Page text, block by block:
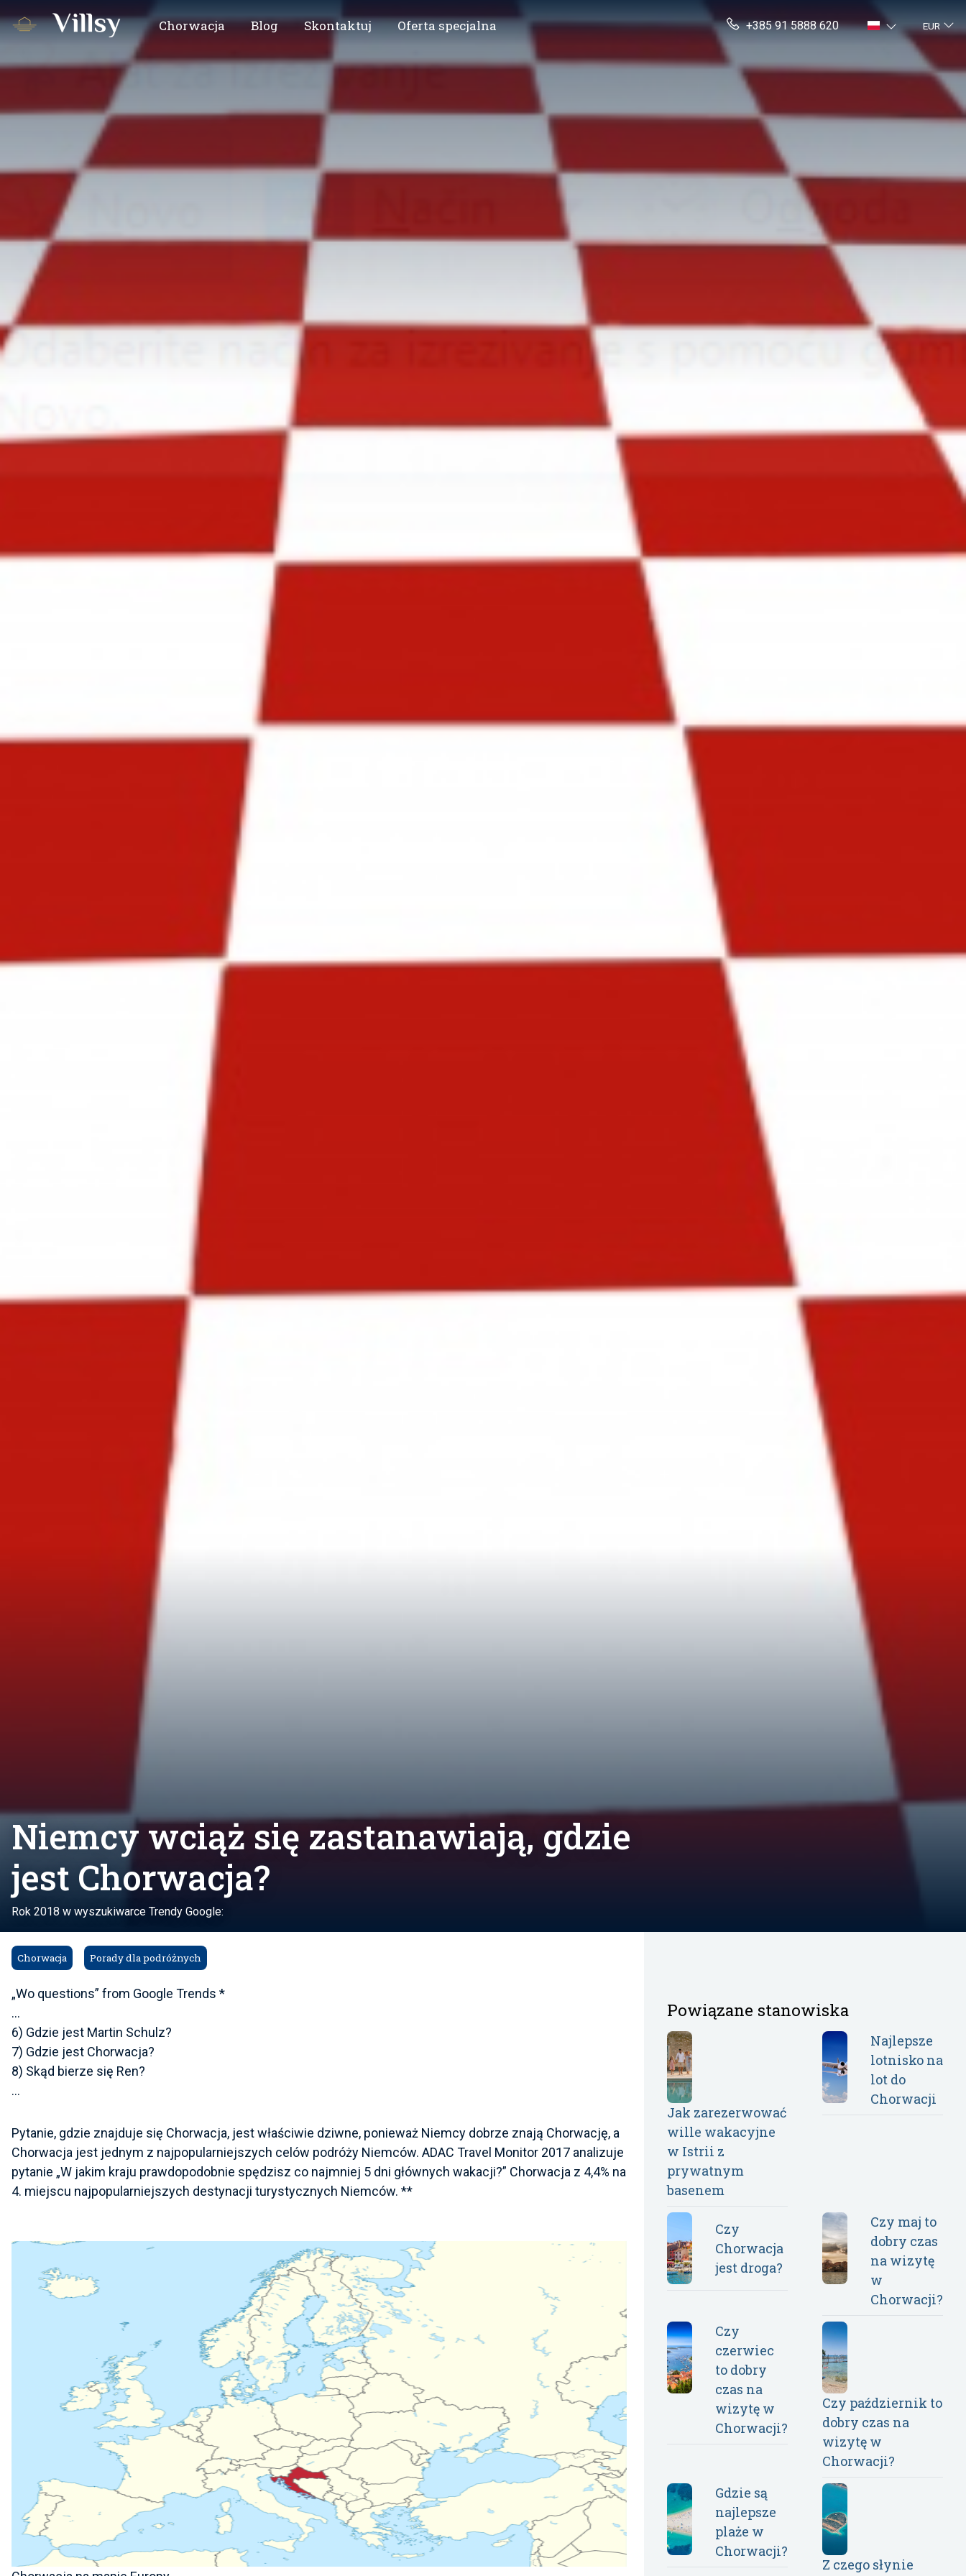
Chorwacja Blog Skontaktuj Oferta specjalna +385 91 5888 620 EUR
Niemcy wciąż się zastanawiają, gdzie
jest Chorwacja?
Rok 2018 w wyszukiwarce Trendy Google:
Chorwacja Porady dla podróżnych
„Wo questions” from Google Trends *
…
6) Gdzie jest Martin Schulz?
7) Gdzie jest Chorwacja?
8) Skąd bierze się Ren?
…
Pytanie, gdzie znajduje się Chorwacja, jest właściwie dziwne, ponieważ Niemcy dobrze znają Chorwację, a
Chorwacja jest jednym z najpopularniejszych celów podróży Niemców. ADAC Travel Monitor 2017 analizuje
pytanie „W jakim kraju prawdopodobnie spędzisz co najmniej 5 dni głównych wakacji?” Chorwacja z 4,4% na
4. miejscu najpopularniejszych destynacji turystycznych Niemców. **
Powiązane stanowiska
Jak zarezerwować
wille wakacyjne
w Istrii z
prywatnym
basenem
Najlepsze
lotnisko na
lot do
Chorwacji
Czy
Chorwacja
jest droga?
Czy maj to
dobry czas
na wizytę
w
Chorwacji?
Czy
czerwiec
to dobry
czas na
wizytę w
Chorwacji?
Czy październik to
dobry czas na
wizytę w
Chorwacji?
Gdzie są
najlepsze
plaże w
Chorwacji?
Z czego słynie